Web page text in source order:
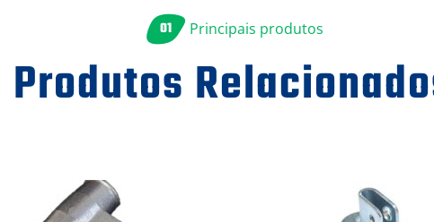
01 Principais produtos
Produtos